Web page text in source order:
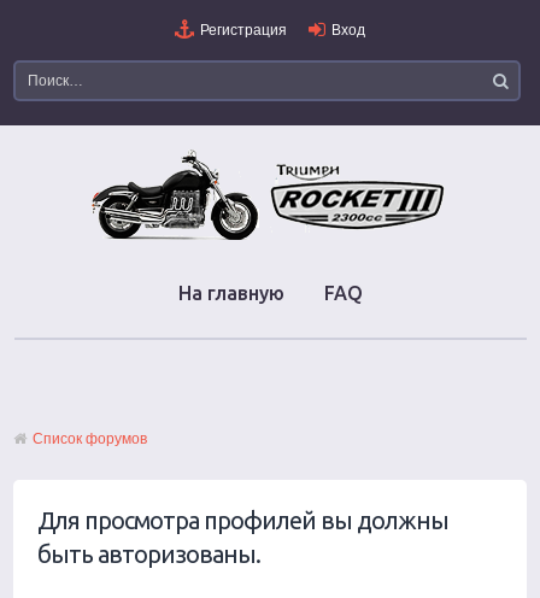
Регистрация Вход
На главную FAQ
Список форумов
Для просмотра профилей вы должны
быть авторизованы.